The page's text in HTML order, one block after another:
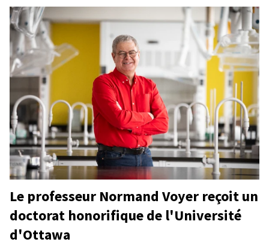
Le professeur Normand Voyer reçoit un
doctorat honorifique de l'Université
d'Ottawa